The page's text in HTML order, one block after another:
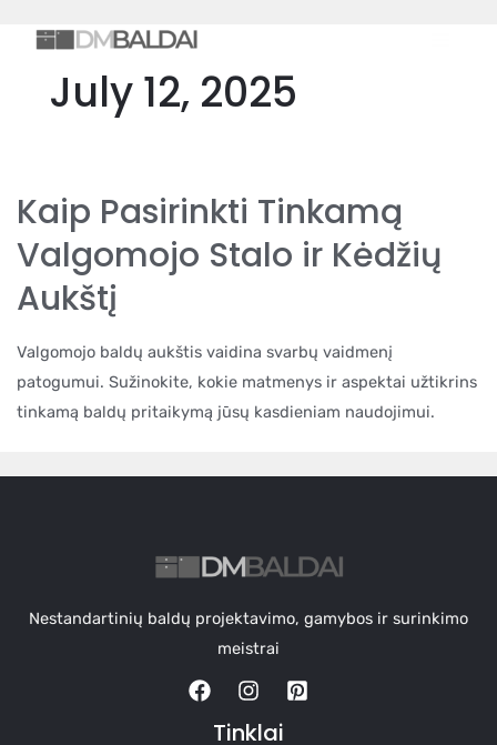
July 12, 2025
Kaip Pasirinkti Tinkamą
Valgomojo Stalo ir Kėdžių
Aukštį
Valgomojo baldų aukštis vaidina svarbų vaidmenį
patogumui. Sužinokite, kokie matmenys ir aspektai užtikrins
tinkamą baldų pritaikymą jūsų kasdieniam naudojimui.
Nestandartinių baldų projektavimo, gamybos ir surinkimo
meistrai
Tinklai